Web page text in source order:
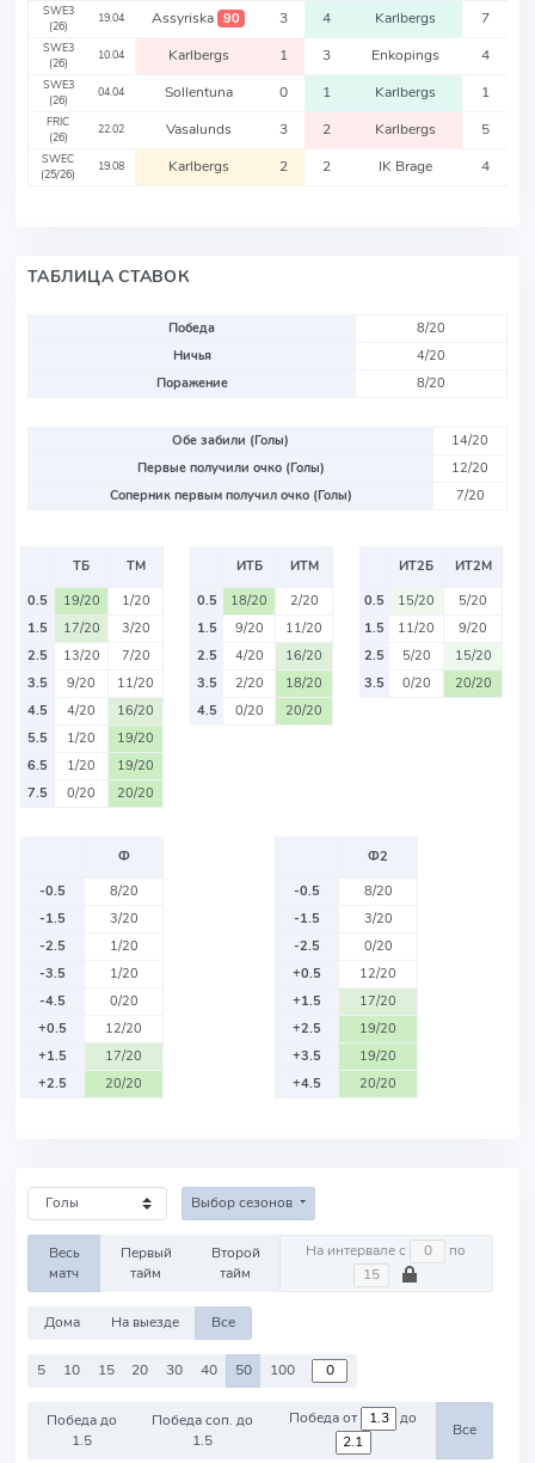
SWE3
(26)
19.04 Assyriska 90 3 4 Karlbergs 7
SWE3
(26)
10.04 Karlbergs 1 3 Enkopings 4
SWE3
(26)
04.04 Sollentuna 0 1 Karlbergs 1
FRIC
(26)
22.02 Vasalunds 3 2 Karlbergs 5
SWEC
(25/26)
19.08 Karlbergs 2 2 IK Brage 4
ТАБЛИЦА СТАВОК
Победа
8/20
Ничья
4/20
Поражение
8/20
Обе забили (Голы)
14/20
Первые получили очко (Голы)
12/20
Соперник первым получил очко (Голы)
7/20
ТБ
ТМ
0.5
19/20
1/20
1.5
17/20
3/20
2.5
13/20
7/20
3.5
9/20
11/20
4.5
4/20
16/20
5.5
1/20
19/20
6.5
1/20
19/20
7.5
0/20 20/20
ИТБ
ИТМ
0.5
18/20
2/20
1.5
9/20
11/20
2.5
4/20
16/20
3.5
2/20
18/20
4.5
0/20 20/20
ИТ2Б
ИТ2М
0.5
15/20
5/20
1.5
11/20
9/20
2.5
5/20
15/20
3.5
0/20 20/20
Ф
-0.5
8/20
-1.5
3/20
-2.5
1/20
-3.5
1/20
-4.5
0/20
+0.5
12/20
+1.5
17/20
+2.5
20/20
Ф2
-0.5
8/20
-1.5
3/20
-2.5
0/20
+0.5
12/20
+1.5
17/20
+2.5
19/20
+3.5
19/20
+4.5
20/20
Выбор сезонов
Весь
матч
Первый
тайм
Второй
тайм
На интервале с по
Дома На выезде Все
5 10 15 20 30 40 50 100
Победа до
1.5
Победа соп. до
1.5
Победа от до
Все